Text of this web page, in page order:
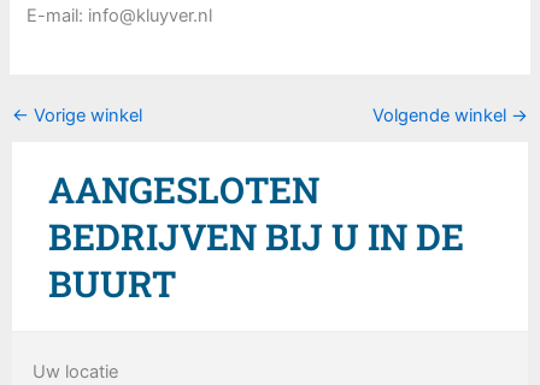
E-mail: info@kluyver.nl
← Vorige winkel Volgende winkel →
AANGESLOTEN
BEDRIJVEN BIJ U IN DE
BUURT
Uw locatie